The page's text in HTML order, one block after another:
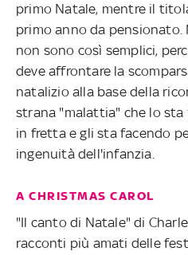
primo Natale, mentre il
primo anno da pensionato.
non sono così semplici,
deve affrontare la
natalizio alla base della
strana "malattia" che lo sta
in fretta e gli sta facendo
ingenuità dell'infanzia.
A CHRISTMAS CAROL
"Il canto di Natale" di
racconti più amati delle